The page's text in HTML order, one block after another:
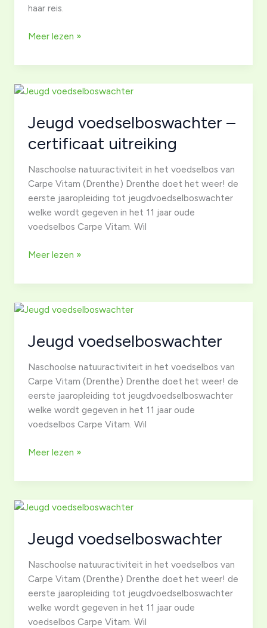
haar reis.
Column
“Kleine
grote
Meer lezen »
Jeugd voedselboswachter –
certificaat uitreiking
Naschoolse natuuractiviteit in het voedselbos van
Carpe Vitam (Drenthe) Drenthe doet het weer! de
eerste jaaropleiding tot jeugdvoedselboswachter
welke wordt gegeven in het 11 jaar oude
voedselbos Carpe Vitam. Wil
Jeugd
–
uitreiking
Meer lezen »
Jeugd voedselboswachter
Naschoolse natuuractiviteit in het voedselbos van
Carpe Vitam (Drenthe) Drenthe doet het weer! de
eerste jaaropleiding tot jeugdvoedselboswachter
welke wordt gegeven in het 11 jaar oude
voedselbos Carpe Vitam. Wil
Jeugd
Meer lezen »
Jeugd voedselboswachter
Naschoolse natuuractiviteit in het voedselbos van
Carpe Vitam (Drenthe) Drenthe doet het weer! de
eerste jaaropleiding tot jeugdvoedselboswachter
welke wordt gegeven in het 11 jaar oude
voedselbos Carpe Vitam. Wil